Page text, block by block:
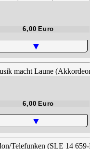
6,00 Euro
▼
6,00 Euro
▼